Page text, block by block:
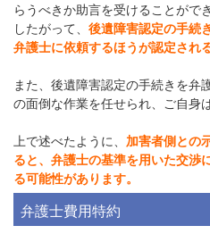
らうべきか助言を受けることがで
したがって、 後遺障害認定の手続
弁護士に依頼するほうが認定され
また、後遺障害認定の手続きを弁
の面倒な作業を任せられ、ご自身
上で述べたように、 加害者側との
ると、弁護士の基準を用いた交渉
る可能性があります。
弁護士費用特約